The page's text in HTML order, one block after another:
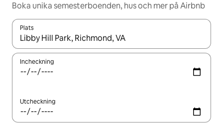
Boka unika semesterboenden, hus och mer på Airbnb
Plats
När resultaten är tillgängliga kan du navigera med upp- och
Incheckning
Utcheckning